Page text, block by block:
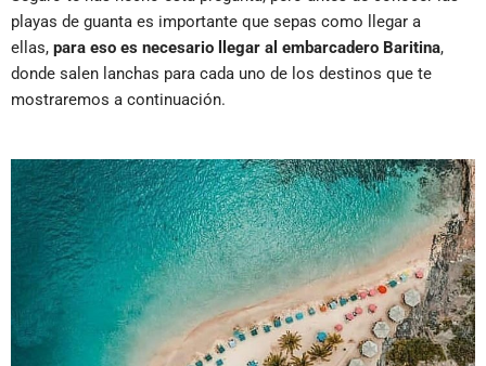
playas de guanta es importante que sepas como llegar a
ellas, para eso es necesario llegar al embarcadero Baritina,
donde salen lanchas para cada uno de los destinos que te
mostraremos a continuación.